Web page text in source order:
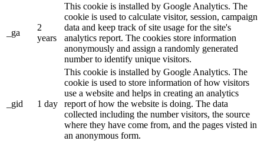
_ga
2
years
This cookie is installed by Google Analytics. The
cookie is used to calculate visitor, session, campaign
data and keep track of site usage for the site's
analytics report. The cookies store information
anonymously and assign a randomly generated
number to identify unique visitors.
_gid 1 day
This cookie is installed by Google Analytics. The
cookie is used to store information of how visitors
use a website and helps in creating an analytics
report of how the website is doing. The data
collected including the number visitors, the source
where they have come from, and the pages visted in
an anonymous form.